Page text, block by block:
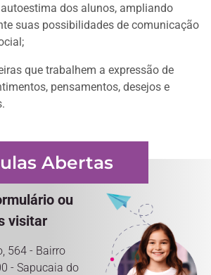
dos alunos, ampliando
suas possibilidades de comunicação
que trabalhem a expressão de
pensamentos, desejos e
Abertas
ou
visitar
564 - Bairro
- Sapucaia do